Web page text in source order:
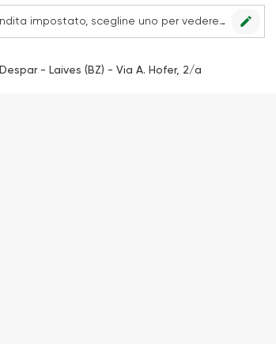
Nessun punto vendita impostato, scegline uno per vedere le offerte. edit
Despar - Laives (BZ) - Via A. Hofer, 2/a